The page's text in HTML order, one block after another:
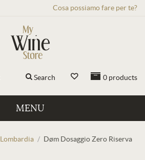
Cosa possiamo fare per te?
0 products
Search
MENU
Lombardia / Døm Dosaggio Zero Riserva